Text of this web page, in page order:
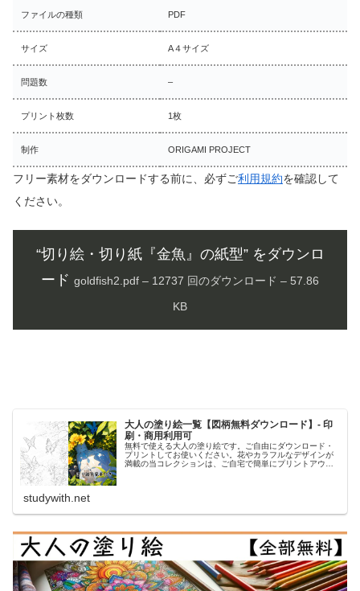
ファイルの種類 PDF
サイズ A４サイズ
問題数 –
プリント枚数 1枚
制作 ORIGAMI PROJECT
フリー素材をダウンロードする前に、必ずご利用規約を確認して
ください。
“切り絵・切り紙『金魚』の紙型” をダウンロ
ード goldfish2.pdf – 12737 回のダウンロード – 57.86
KB
大人の塗り絵一覧【図柄無料ダウンロード】- 印
刷・商用利用可
無料で使える大人の塗り絵です。ご自由にダウンロード・
プリントしてお使いください。花やカラフルなデザインが
満載の当コレクションは、ご自宅で簡単にプリントアウト
studywith.net